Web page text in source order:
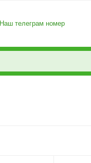
Наш телеграм номер